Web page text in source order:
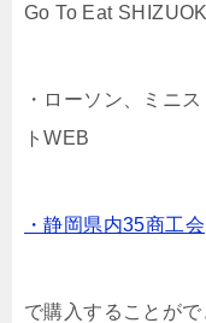
Go To Eat
・ローソン、ミニ
トWEB
・静岡県内35商工会
で購入することがで